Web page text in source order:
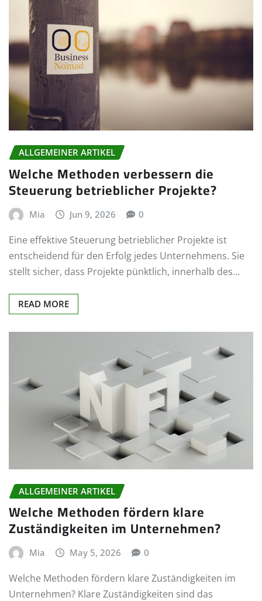
ALLGEMEINER ARTIKEL
Welche Methoden verbessern die
Steuerung betrieblicher Projekte?
Mia Jun 9, 2026 0
Eine effektive Steuerung betrieblicher Projekte ist
entscheidend für den Erfolg jedes Unternehmens. Sie
stellt sicher, dass Projekte pünktlich, innerhalb des…
READ MORE
ALLGEMEINER ARTIKEL
Welche Methoden fördern klare
Zuständigkeiten im Unternehmen?
Mia May 5, 2026 0
Welche Methoden fördern klare Zuständigkeiten im
Unternehmen? Klare Zuständigkeiten sind das